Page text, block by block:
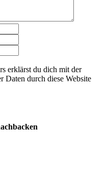
erklärst du dich mit der
Daten durch diese Website